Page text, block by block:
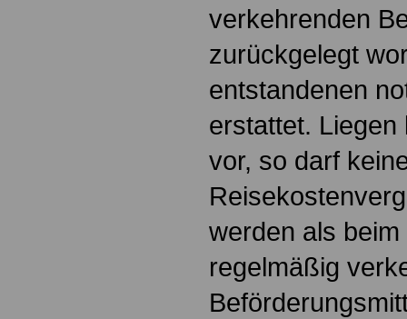
verkehrenden
zurückgelegt
entstandenen
erstattet.
vor, so darf
werden als
regelmäßig